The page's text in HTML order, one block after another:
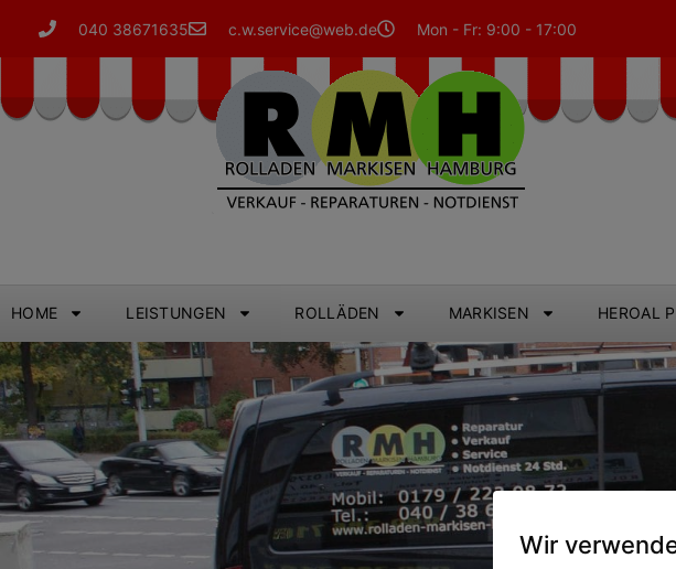
040 38671635 c.w.service@web.de Mon - Fr: 9:00 - 17:00
HOME LEISTUNGEN ROLLÄDEN MARKISEN HEROAL
Wir